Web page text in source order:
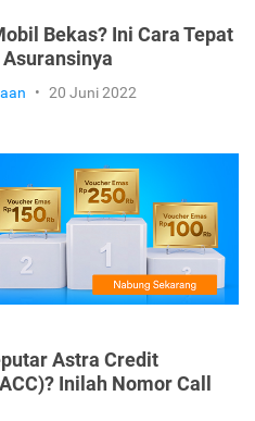
Bekas? Ini Cara Tepat
• 20 Juni 2022
Astra Credit
Inilah Nomor Call